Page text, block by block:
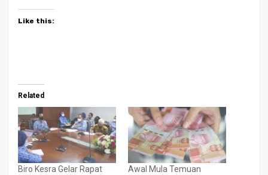
Like this:
Related
Biro Kesra Gelar Rapat
Awal Mula Temuan